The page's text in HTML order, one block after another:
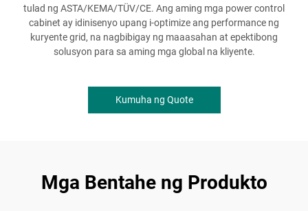
tulad ng ASTA/KEMA/TÜV/CE. Ang aming mga power control
cabinet ay idinisenyo upang i-optimize ang performance ng
kuryente grid, na nagbibigay ng maaasahan at epektibong
solusyon para sa aming mga global na kliyente.
Kumuha ng Quote
Mga Bentahe ng Produkto